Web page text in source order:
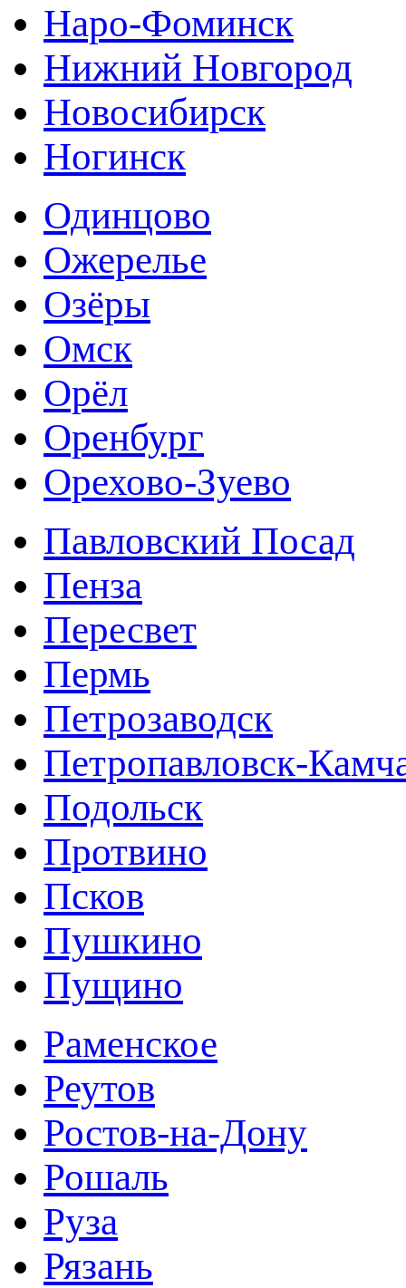
Наро-Фоминск
Нижний Новгород
Новосибирск
Ногинск
Одинцово
Ожерелье
Озёры
Омск
Орёл
Оренбург
Орехово-Зуево
Павловский Посад
Пенза
Пересвет
Пермь
Петрозаводск
Петропавловск-
Подольск
Протвино
Псков
Пушкино
Пущино
Раменское
Реутов
Ростов-на-Дону
Рошаль
Руза
Рязань